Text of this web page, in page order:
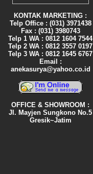
KONTAK MARKETING :
Telp Office : (031) 3971438
Fax : (031) 3980743
Telp 1 WA : 0812 1604 7544
Telp 2 WA : 0812 3557 0197
Telp 3 WA : 0812 1645 6767
Email :
anekasurya@yahoo.co.id
OFFICE & SHOWROOM :
Jl. Mayjen Sungkono No.5
Gresik~Jatim